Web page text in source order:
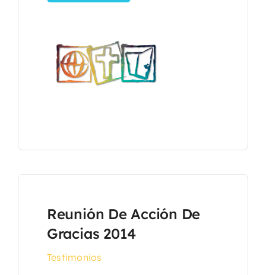
Reunión De Acción De
Gracias 2014
Testimonios